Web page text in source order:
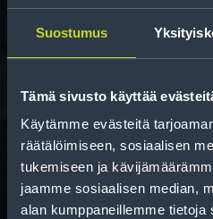
Suostumus
Tämä sivusto käyttää
Käytämme evästeitä
räätälöimiseen, sosiaalisen
tukemiseen ja
jaamme sosiaalisen median,
alan kumppaneillemme tietoja
Tee ostoksesi
maksuaikaa